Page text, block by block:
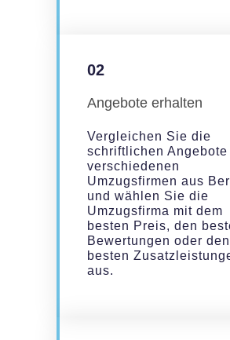
02
Angebote erhalten
Vergleichen Sie die
schriftlichen Angebote
verschiedenen
Umzugsfirmen aus
und wählen Sie die
Umzugsfirma mit dem
besten Preis, den
Bewertungen oder den
besten
aus.